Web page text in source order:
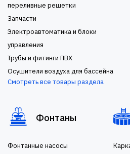
переливные решетки
Запчасти
Электроавтоматика и блоки
управления
Трубы и фитинги ПВХ
Осушители воздуха для бассейна
Смотреть все товары раздела
Фонтаны
Фонтанные насосы